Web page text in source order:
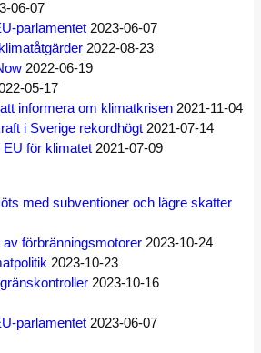
06-07
parlamentet 2023-06-07
2022-08-23
2022-06-19
05-17
informera om klimatkrisen 2021-11-04
i Sverige rekordhögt 2021-07-14
för klimatet 2021-07-09
med subventioner och lägre skatter
förbränningsmotorer 2023-10-24
2023-10-23
2023-10-16
parlamentet 2023-06-07